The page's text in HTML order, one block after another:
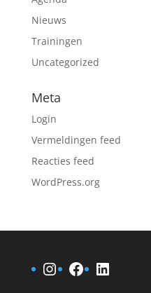
Nieuws
Trainingen
Uncategorized
Meta
Login
Vermeldingen feed
Reacties feed
WordPress.org
Instagram
Facebook
LinkedIn